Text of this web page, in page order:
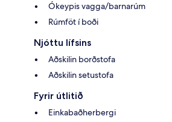
Ókeypis vagga/barnarúm
Rúmföt í boði
Njóttu lífsins
Aðskilin borðstofa
Aðskilin setustofa
Fyrir útlitið
Einkabaðherbergi